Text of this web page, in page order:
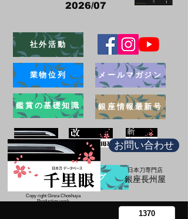
2026/07
社外活動
業物位列
鑑賞の基礎知識
メールマガジン
銀座情報最新号
ブログ
お問い合わせ
日本刀専門店
​銀座長州屋
Copy right Ginza Choshuya
Production work